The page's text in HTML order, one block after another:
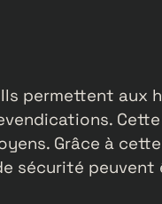
permettent
Grâce à
sécurité